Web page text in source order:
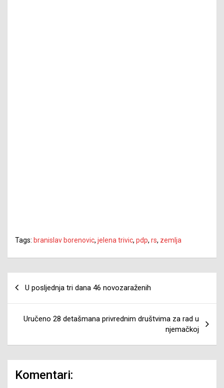
Tags: branislav borenovic, jelena trivic, pdp, rs, zemlja
članaka
U posljednja tri dana 46 novozaraženih
Uručeno 28 detašmana privrednim društvima za rad u
njemačkoj
Komentari: